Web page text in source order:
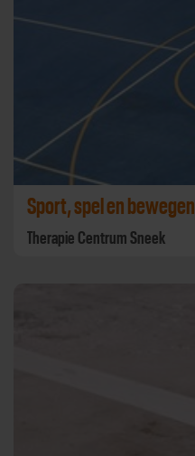
Sport, spel en bewegen
Therapie Centrum Sneek